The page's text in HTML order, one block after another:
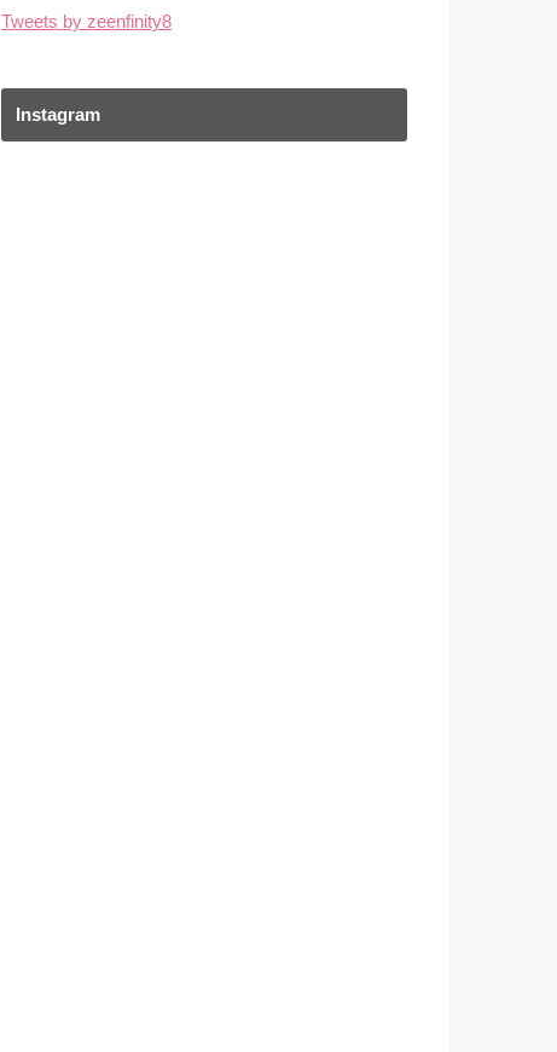
Tweets by zeenfinity8
Instagram